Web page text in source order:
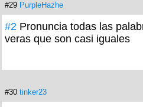
#29 PurpleHazhe
#2 Pronuncia todas las
veras que son casi iguales
#30 tinker23